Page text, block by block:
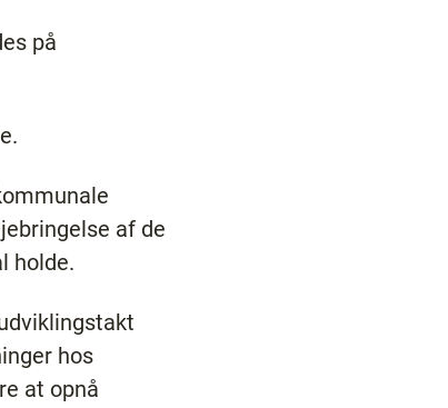
på
af de
holde.
hos
at opnå